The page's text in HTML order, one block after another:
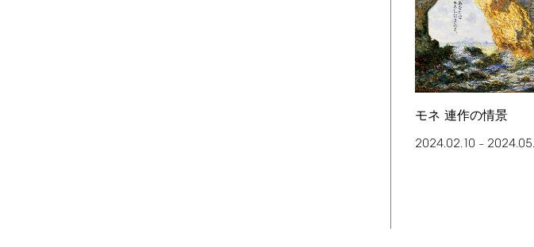
モネ 連作の情景
2024.02.10 –